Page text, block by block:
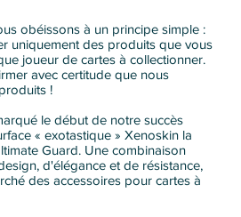
obéissons à un principe simple :
uniquement des produits que vous
joueur de cartes à collectionner.
avec certitude que nous
!
le début de notre succès
« exotastique » Xenoskin la
Guard. Une combinaison
d'élégance et de résistance,
des accessoires pour cartes à